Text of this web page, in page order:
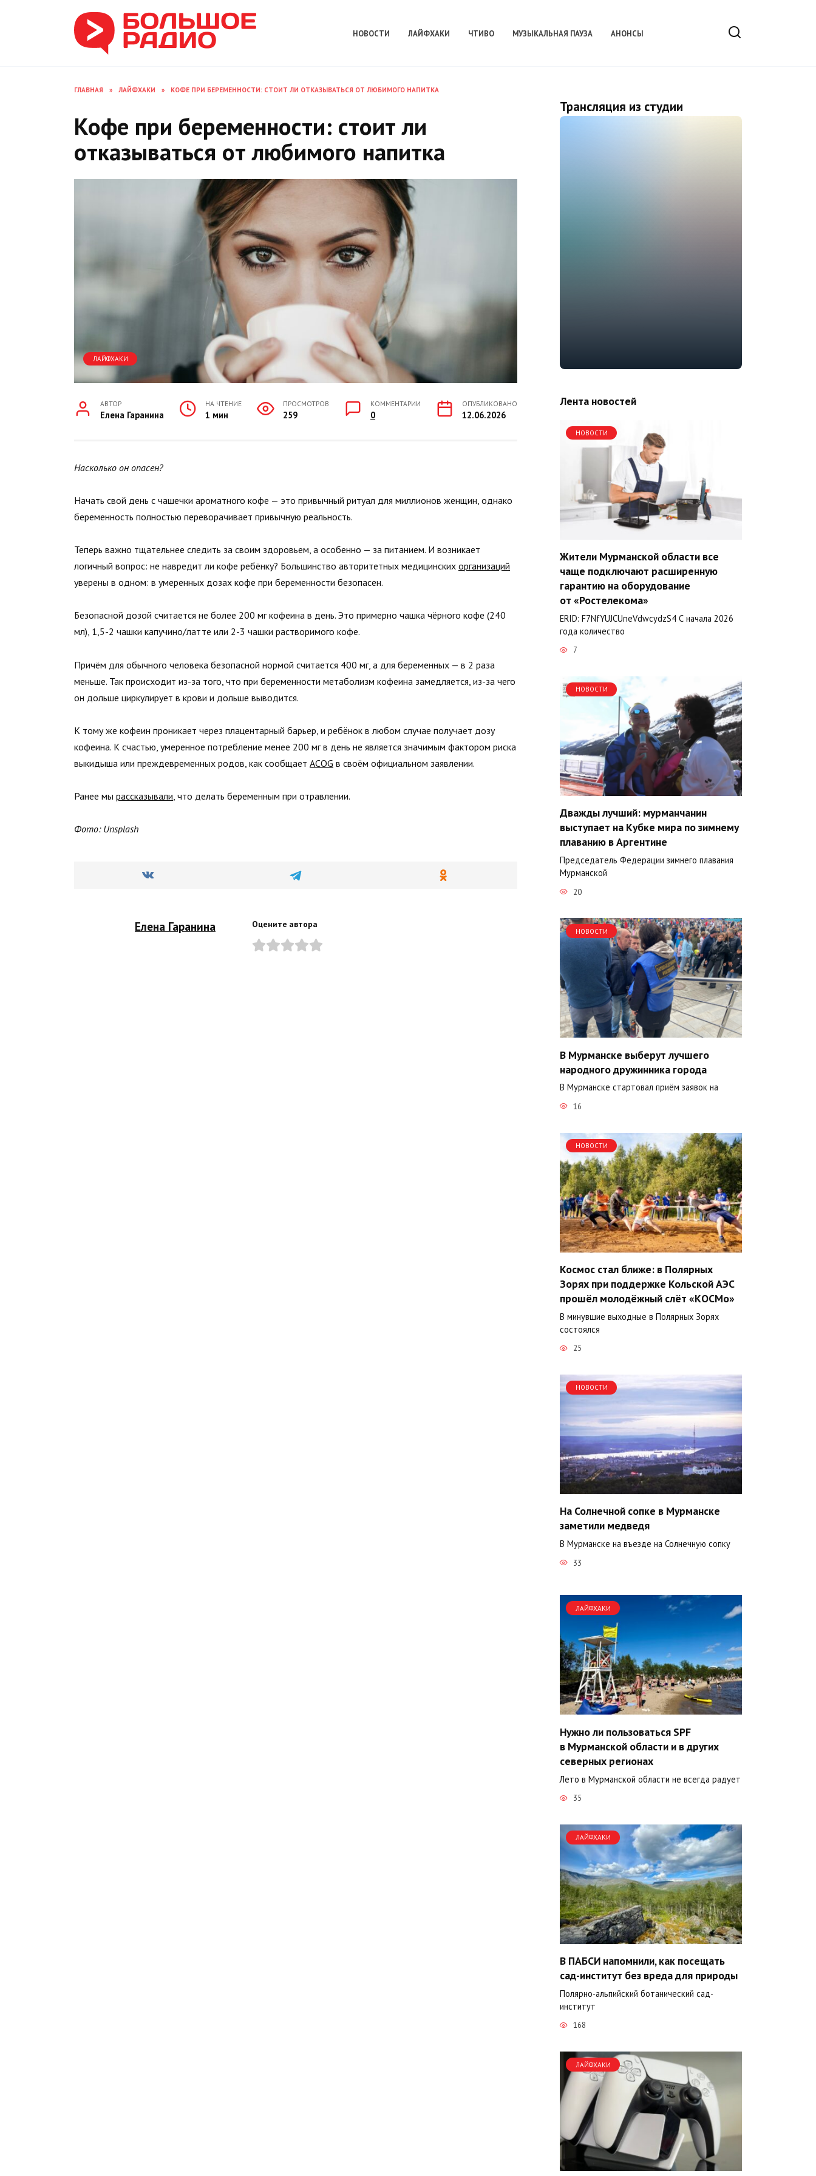
НОВОСТИ ЛАЙФХАКИ ЧТИВО МУЗЫКАЛЬНАЯ ПАУЗА АНОНСЫ
ГЛАВНАЯ » ЛАЙФХАКИ » КОФЕ ПРИ БЕРЕМЕННОСТИ: СТОИТ ЛИ ОТКАЗЫВАТЬСЯ ОТ ЛЮБИМОГО НАПИТКА
Кофе при беременности: стоит ли
отказываться от любимого напитка
ЛАЙФХАКИ
АВТОР
Елена Гаранина
НА ЧТЕНИЕ
1 мин
ПРОСМОТРОВ
259
КОММЕНТАРИИ
0
ОПУБЛИКОВАНО
12.06.2026
Насколько он опасен?
Начать свой день с чашечки ароматного кофе — это привычный ритуал для миллионов женщин, однако
беременность полностью переворачивает привычную реальность.
Теперь важно тщательнее следить за своим здоровьем, а особенно — за питанием. И возникает
логичный вопрос: не навредит ли кофе ребёнку? Большинство авторитетных медицинских организаций
уверены в одном: в умеренных дозах кофе при беременности безопасен.
Безопасной дозой считается не более 200 мг кофеина в день. Это примерно чашка чёрного кофе (240
мл), 1,5-2 чашки капучино/латте или 2-3 чашки растворимого кофе.
Причём для обычного человека безопасной нормой считается 400 мг, а для беременных — в 2 раза
меньше. Так происходит из-за того, что при беременности метаболизм кофеина замедляется, из-за чего
он дольше циркулирует в крови и дольше выводится.
К тому же кофеин проникает через плацентарный барьер, и ребёнок в любом случае получает дозу
кофеина. К счастью, умеренное потребление менее 200 мг в день не является значимым фактором риска
выкидыша или преждевременных родов, как сообщает ACOG в своём официальном заявлении.
Ранее мы рассказывали , что делать беременным при отравлении.
Фото: Unsplash
Елена Гаранина Оцените автора
Трансляция из студии
Лента новостей
НОВОСТИ
Жители Мурманской области все
чаще подключают расширенную
гарантию на оборудование
от «Ростелекома»
ERID: F7NfYUJCUneVdwcydzS4 С начала 2026
года количество
7
НОВОСТИ
Дважды лучший: мурманчанин
выступает на Кубке мира по зимнему
плаванию в Аргентине
Председатель Федерации зимнего плавания
Мурманской
20
НОВОСТИ
В Мурманске выберут лучшего
народного дружинника города
В Мурманске стартовал приём заявок на
16
НОВОСТИ
Космос стал ближе: в Полярных
Зорях при поддержке Кольской АЭС
прошёл молодёжный слёт «КОСМо»
В минувшие выходные в Полярных Зорях
состоялся
25
НОВОСТИ
На Солнечной сопке в Мурманске
заметили медведя
В Мурманске на въезде на Солнечную сопку
33
ЛАЙФХАКИ
Нужно ли пользоваться SPF
в Мурманской области и в других
северных регионах
Лето в Мурманской области не всегда радует
35
ЛАЙФХАКИ
В ПАБСИ напомнили, как посещать
сад-институт без вреда для природы
Полярно-альпийский ботанический сад-
институт
168
ЛАЙФХАКИ